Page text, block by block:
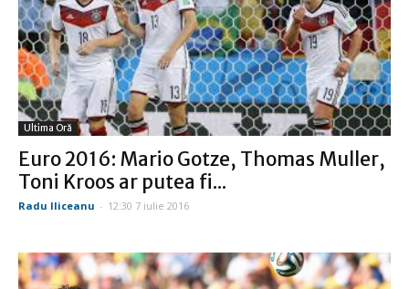
Ultima Oră
Euro 2016: Mario Gotze, Thomas Muller,
Toni Kroos ar putea fi...
Radu Iliceanu - 12:30 7 iulie 2016